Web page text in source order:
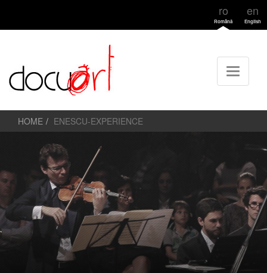
ro
Română
en
English
HOME ENESCU-EXPERIENCE